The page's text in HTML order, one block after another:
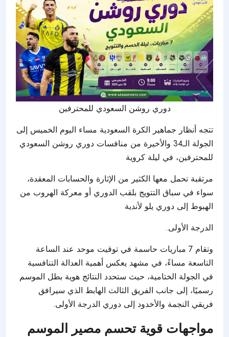
دوري روشن السعودي للمحترفين
تتجه أنظار جماهير الكرة السعودية مساء اليوم الخميس إلى
الجولة الـ34 والأخيرة من منافسات دوري رو
شن السعودي
للمحترفين، في ليلة كروية
مرتقبة تحمل معها الكثير من الإثارة والحسابات المعقدة،
سواء في سباق التتويج بلقب الدوري أو معركة الهروب من
الهبوط إلى دوري يلو لأندية
الدرجة الأولى.
وتقام 7 مباريات حاسمة في توقيت موحد عند الساعة
التاسعة مساءً، في مشهد يعكس أهمية العدالة التنافسية
في الجولة الختامية، حيث ستحدد النتائج هوية بطل الموسم
رسميًا، إلى جانب الفريق الثالث الهابط الذي سيرافق
فريقي النجمة والأخدود إلى دوري الدرجة الأولى.
مواجهات قوية تحسم مصير الموسم